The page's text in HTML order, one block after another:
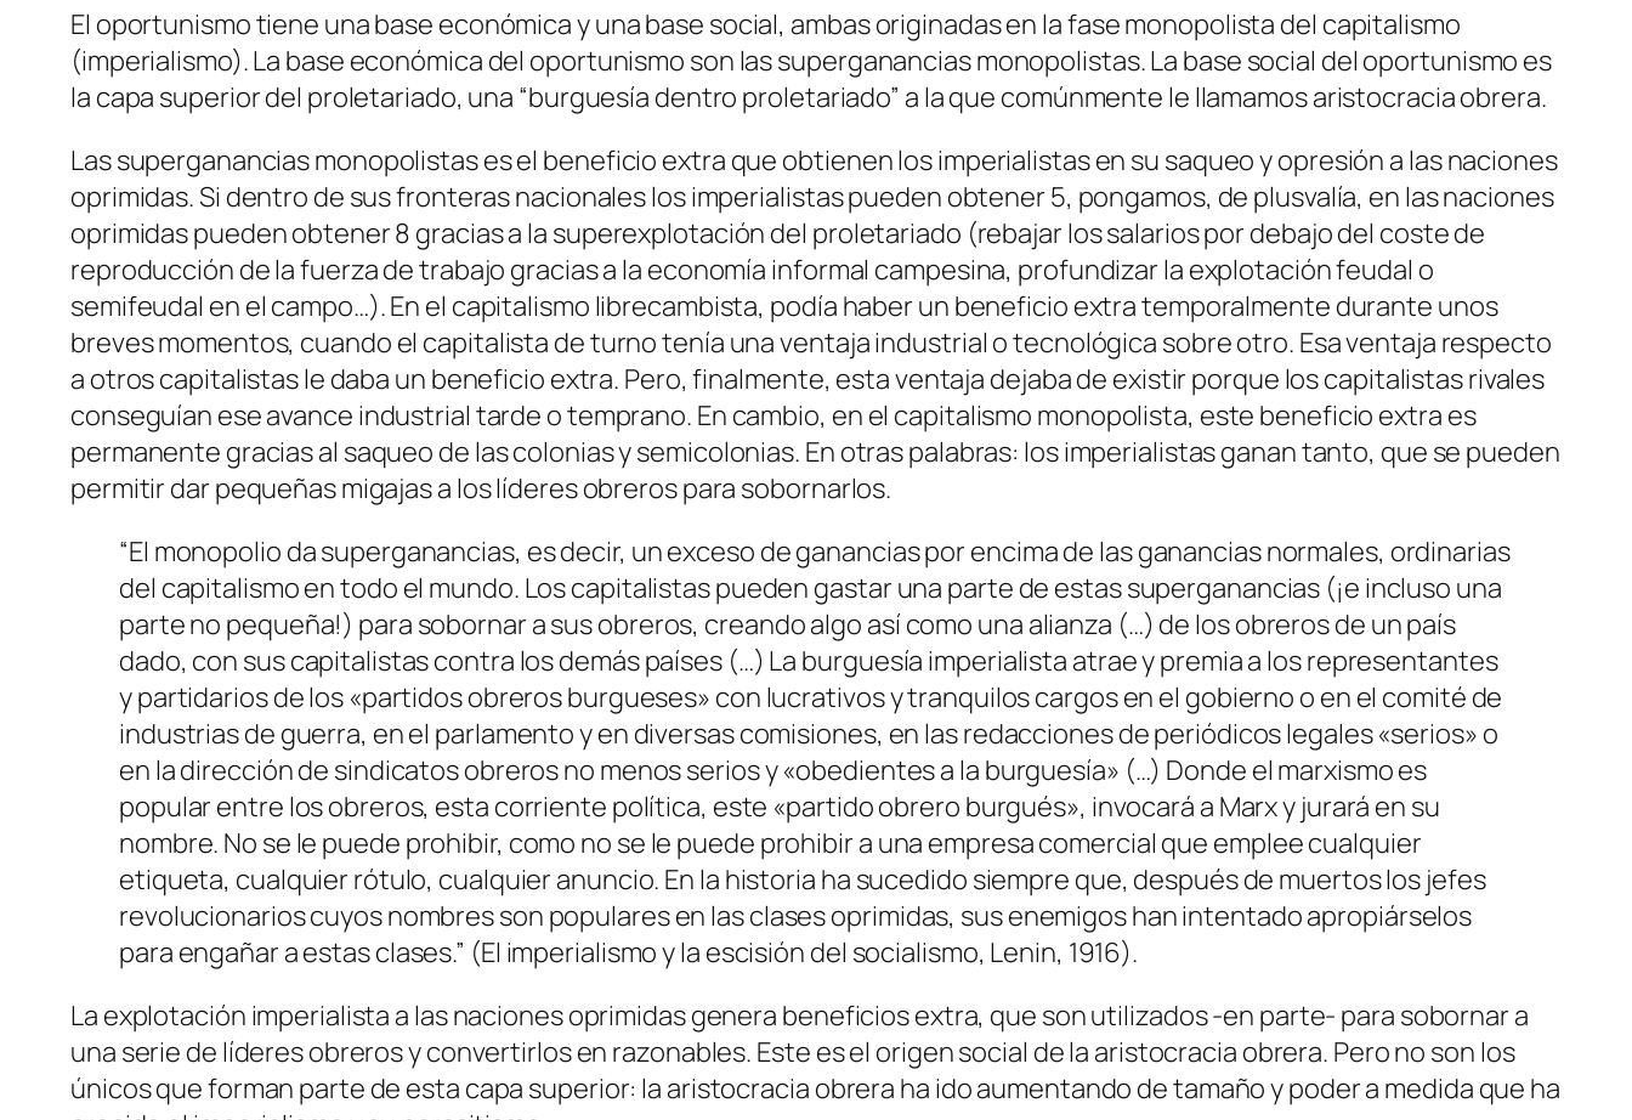
El oportunismo tiene una base económica y una base social, ambas originadas en la fase monopolista del capitalismo
(imperialismo). La base económica del oportunismo son las superganancias monopolistas. La base social del oportunismo es
la capa superior del proletariado, una “burguesía dentro proletariado” a la que comúnmente le llamamos aristocracia obrera.
Las superganancias monopolistas es el beneficio extra que obtienen los imperialistas en su saqueo y opresión a las naciones
oprimidas. Si dentro de sus fronteras nacionales los imperialistas pueden obtener 5, pongamos, de plusvalía, en las naciones
oprimidas pueden obtener 8 gracias a la superexplotación del proletariado (rebajar los salarios por debajo del coste de
reproducción de la fuerza de trabajo gracias a la economía informal campesina, profundizar la explotación feudal o
semifeudal en el campo…). En el capitalismo librecambista, podía haber un beneficio extra temporalmente durante unos
breves momentos, cuando el capitalista de turno tenía una ventaja industrial o tecnológica sobre otro. Esa ventaja respecto
a otros capitalistas le daba un beneficio extra. Pero, finalmente, esta ventaja dejaba de existir porque los capitalistas rivales
conseguían ese avance industrial tarde o temprano. En cambio, en el capitalismo monopolista, este beneficio extra es
permanente gracias al saqueo de las colonias y semicolonias. En otras palabras: los imperialistas ganan tanto, que se pueden
permitir dar pequeñas migajas a los líderes obreros para sobornarlos.
“El monopolio da superganancias, es decir, un exceso de ganancias por encima de las ganancias normales, ordinarias
del capitalismo en todo el mundo. Los capitalistas pueden gastar una parte de estas superganancias (¡e incluso una
parte no pequeña!) para sobornar a sus obreros, creando algo así como una alianza (…) de los obreros de un país
dado, con sus capitalistas contra los demás países (…) La burguesía imperialista atrae y premia a los representantes
y partidarios de los «partidos obreros burgueses» con lucrativos y tranquilos cargos en el gobierno o en el comité de
industrias de guerra, en el parlamento y en diversas comisiones, en las redacciones de periódicos legales «serios» o
en la dirección de sindicatos obreros no menos serios y «obedientes a la burguesía» (…) Donde el marxismo es
popular entre los obreros, esta corriente política, este «partido obrero burgués», invocará a Marx y jurará en su
nombre. No se le puede prohibir, como no se le puede prohibir a una empresa comercial que emplee cualquier
etiqueta, cualquier rótulo, cualquier anuncio. En la historia ha sucedido siempre que, después de muertos los jefes
revolucionarios cuyos nombres son populares en las clases oprimidas, sus enemigos han intentado apropiárselos
para engañar a estas clases.” (El imperialismo y la escisión del socialismo, Lenin, 1916).
La explotación imperialista a las naciones oprimidas genera beneficios extra, que son utilizados -en parte- para sobornar a
una serie de líderes obreros y convertirlos en razonables. Este es el origen social de la aristocracia obrera. Pero no son los
únicos que forman parte de esta capa superior: la aristocracia obrera ha ido aumentando de tamaño y poder a medida que ha